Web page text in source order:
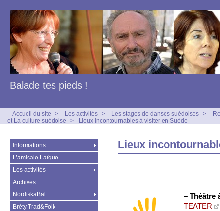
Balade tes pieds !
Accueil du site > Les activités > Les stages de danses suédoises >
et La culture suédoise
> Lieux incontournables à visiter en Suède
Lieux
– Théâtre
TEATER
Informations
L’amicale Laïque
Les activités
Archives
NordiskaBal
Bréty Trad&Folk